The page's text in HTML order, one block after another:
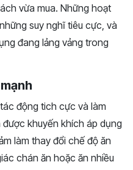
vừa mua. Những hoạt
suy nghĩ tiêu cực, và
đang lảng vảng trong
động tich cực và làm
khuyến khích áp dụng
làm thay đổi chế độ ăn
chán ăn hoặc ăn nhiều